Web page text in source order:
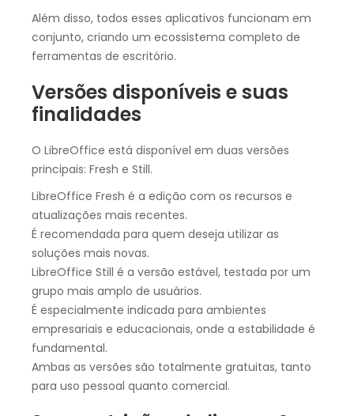
Além disso, todos esses aplicativos funcionam em
conjunto, criando um ecossistema completo de
ferramentas de escritório.
Versões disponíveis e suas
finalidades
O LibreOffice está disponível em duas versões
principais: Fresh e Still.
LibreOffice Fresh é a edição com os recursos e
atualizações mais recentes.
É recomendada para quem deseja utilizar as
soluções mais novas.
LibreOffice Still é a versão estável, testada por um
grupo mais amplo de usuários.
É especialmente indicada para ambientes
empresariais e educacionais, onde a estabilidade é
fundamental.
Ambas as versões são totalmente gratuitas, tanto
para uso pessoal quanto comercial.